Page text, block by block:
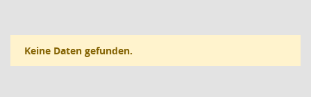
Keine Daten gefunden.